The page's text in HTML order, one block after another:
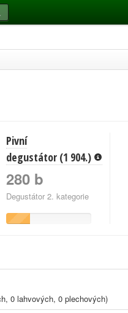
Pivní
degustátor (1 904.)
280 b
Degustátor 2. kategorie
0 lahvových, 0 plechových)